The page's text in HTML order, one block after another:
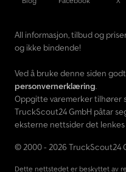
All informasjon, tilbud og
og ikke bindende!
Ved å bruke denne siden
personvernerklæring.
Oppgitte varemerker tilhører
TruckScout24 GmbH påtar
eksterne nettsider det lenkes
© 2000 - 2026 TruckScout24
Dette nettstedet er beskyttet av